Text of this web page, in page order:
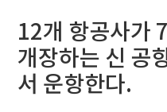
12개 항공사가
개장하는 신 공
서 운항한다.